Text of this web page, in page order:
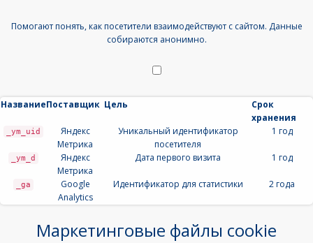
Помогают понять, как посетители взаимодействуют с сайтом. Данные
собираются анонимно.
НазваниеПоставщик Цель
Срок
хранения
_ym_uid
Яндекс
Метрика
Уникальный идентификатор
посетителя
1 год
_ym_d
Яндекс
Метрика
Дата первого визита 1 год
_ga
Google
Analytics
Идентификатор для статистики 2 года
Маркетинговые файлы cookie